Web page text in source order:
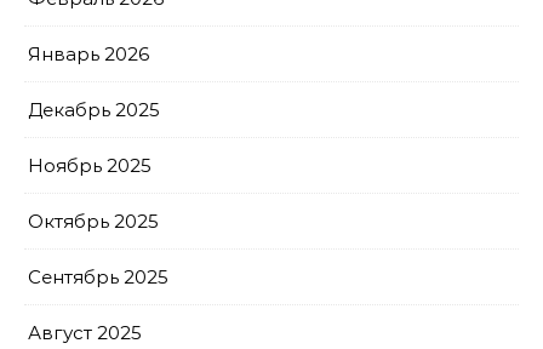
Январь 2026
Декабрь 2025
Ноябрь 2025
Октябрь 2025
Сентябрь 2025
Август 2025